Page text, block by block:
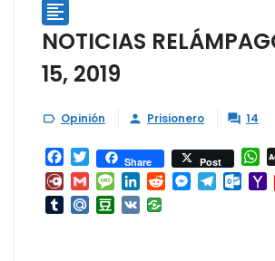

NOTICIAS
15, 2019
 Opinión  Prisionero  14
Facebook
TwitterShare Post
Diary.Ru
GmailMessage
LinkedIn
RedditMessenger
TumblrMail.RuDouban
VK